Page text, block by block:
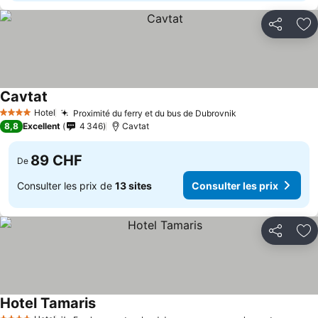
Partager
4 Étoiles Hotel Proximité du ferry et du bus de Dubrovnik
Cavtat
8,8 Excellent 4 346 Cavtat
De 89 CHF
Consulter les prix de 13 sites Consulter les prix
Partager
Hotel Tamaris